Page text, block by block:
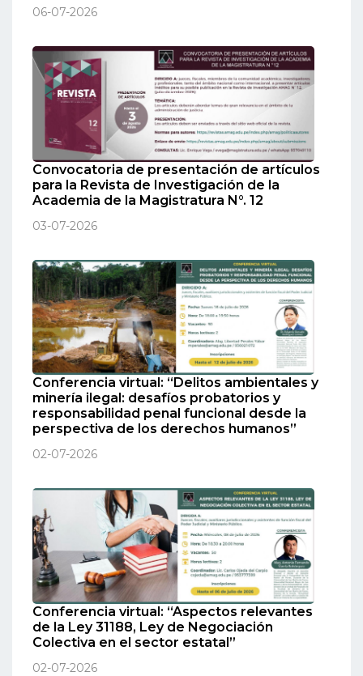
06-07-2026
Convocatoria de presentación de artículos
para la Revista de Investigación de la
Academia de la Magistratura N°. 12
03-07-2026
Conferencia virtual: “Delitos ambientales y
minería ilegal: desafíos probatorios y
responsabilidad penal funcional desde la
perspectiva de los derechos humanos”
02-07-2026
Conferencia virtual: “Aspectos relevantes
de la Ley 31188, Ley de Negociación
Colectiva en el sector estatal”
02-07-2026